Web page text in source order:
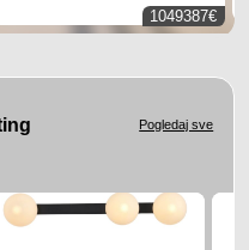
1049387€
Pogledaj sve